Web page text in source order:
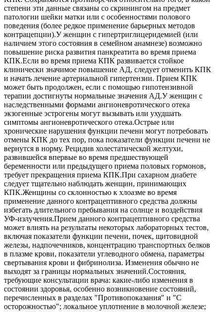
степени эти данные связаны со скринингом на предмет
патологии шейки матки или с особенностями полового
поведения (более редкое применение барьерных методов
контрацепции).У женщин с гипертриглицеридемией (или
наличием этого состояния в семейном анамнезе) возможно
повышение риска развития панкреатита во время приема
КПК.Если во время приема КПК развивается стойкое
клинически значимое повышение АД, следует отменить КПК
и начать лечение артериальной гипертензии. Прием КПК
может быть продолжен, если с помощью гипотензивной
терапии достигнуты нормальные значения АД.У женщин с
наследственными формами ангионевротического отека
экзогенные эстрогены могут вызывать или ухудшать
симптомы ангионевротического отека.Острые или
хронические нарушения функции печени могут потребовать
отмены КПК до тех пор, пока показатели функции печени не
вернутся в норму. Рецидив холестатической желтухи,
развившейся впервые во время предшествующей
беременности или предыдущего приема половых гормонов,
требует прекращения приема КПК.При сахарном диабете
следует тщательно наблюдать женщин, принимающих
КПК.Женщины со склонностью к хлоазме во время
применение данного контрацептивного средства должны
избегать длительного пребывания на солнце и воздействия
УФ-излучения.Прием данного контрацептивного средства
может влиять на результаты некоторых лабораторных тестов,
включая показатели функции печени, почек, щитовидной
железы, надпочечников, концентрацию транспортных белков
в плазме крови, показатели углеводного обмена, параметры
свертывания крови и фибринолиза. Изменения обычно не
выходят за границы нормальных значений.Состояния,
требующие консультации врача: какие-либо изменения в
состоянии здоровья, особенно возникновение состояний,
перечисленных в разделах "Противопоказания" и "С
осторожностью"; локальное уплотнение в молочной железе;